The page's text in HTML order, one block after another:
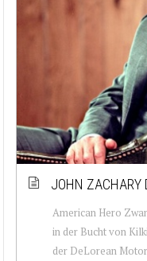
JOHN ZACHARY
American Hero
in der Bucht von
der DeLorean